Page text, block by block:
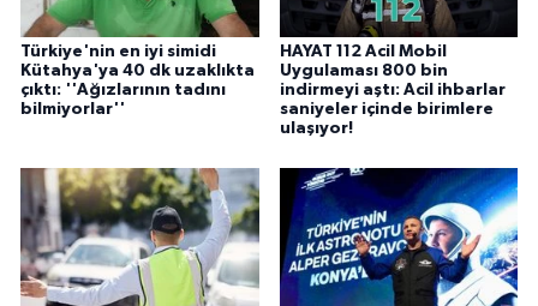
Türkiye'nin en iyi simidi
Kütahya'ya 40 dk uzaklıkta
çıktı: ''Ağızlarının tadını
bilmiyorlar''
HAYAT 112 Acil Mobil
Uygulaması 800 bin
indirmeyi aştı: Acil ihbarlar
saniyeler içinde birimlere
ulaşıyor!